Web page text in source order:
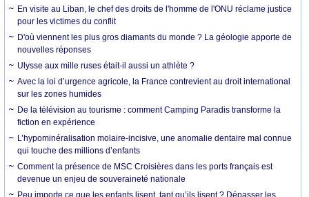
En visite au Liban, le chef des droits de l'homme de l'ONU réclame justice
pour les victimes du conflit
D'où viennent les plus gros diamants du monde ? La géologie apporte de
nouvelles réponses
Ulysse aux mille ruses était-il aussi un athlète ?
Avec la loi d’urgence agricole, la France contrevient au droit international
sur les zones humides
De la télévision au tourisme : comment Camping Paradis transforme la
fiction en expérience
L’hypominéralisation molaire-incisive, une anomalie dentaire mal connue
qui touche des millions d’enfants
Comment la présence de MSC Croisières dans les ports français est
devenue un enjeu de souveraineté nationale
Peu importe ce que les enfants lisent, tant qu’ils lisent ? Dépasser les